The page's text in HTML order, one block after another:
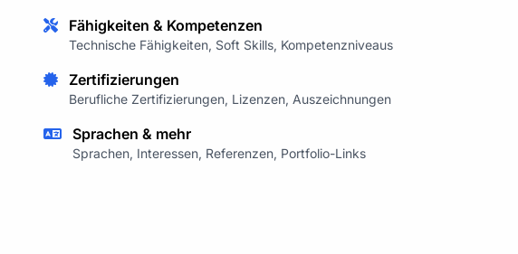
Fähigkeiten & Kompetenzen
Technische Fähigkeiten, Soft Skills, Kompetenzniveaus
Zertifizierungen
Berufliche Zertifizierungen, Lizenzen, Auszeichnungen
Sprachen & mehr
Sprachen, Interessen, Referenzen, Portfolio-Links